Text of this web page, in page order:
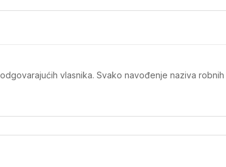
vlasnika. Svako navođenje naziva